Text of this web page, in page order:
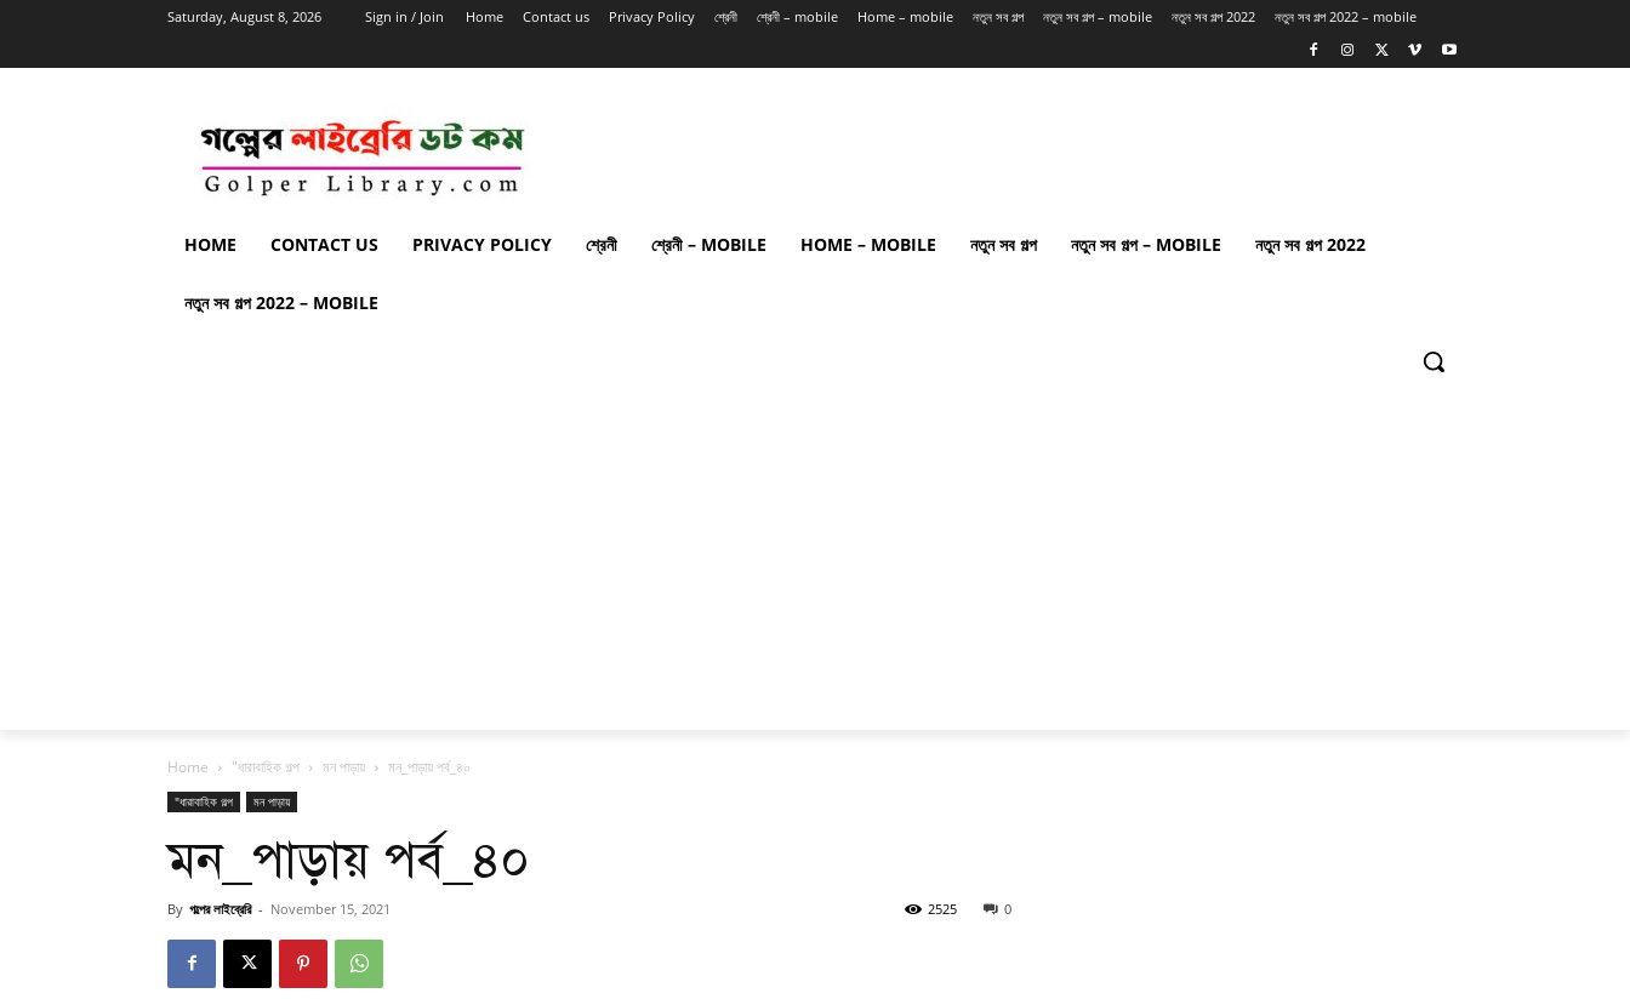
Saturday, August 8, 2026 Sign in / Join Home Contact us Privacy Policy শ্রেনী শ্রেনী – mobile Home – mobile নতুন সব গল্প নতুন সব গল্প – mobile নতুন সব গল্প 2022 নতুন সব গল্প 2022 – mobile
HOME CONTACT US PRIVACY POLICY শ্রেনী শ্রেনী – MOBILE HOME – MOBILE নতুন সব গল্প নতুন সব গল্প – MOBILE নতুন সব গল্প 2022
নতুন সব গল্প 2022 – MOBILE
Home "ধারাবাহিক গল্প মন পাড়ায় মন_পাড়ায় পর্ব_৪০
"ধারাবাহিক গল্প মন পাড়ায়
মন_পাড়ায় পর্ব_৪০
By গল্পের লাইব্রেরি - November 15, 2021 0
2525